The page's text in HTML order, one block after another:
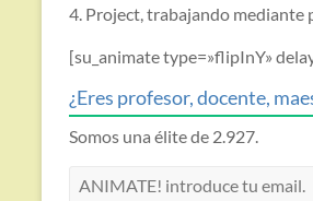
4. Project, trabajando mediante
[su_animate type=»flipInY»
¿Eres profesor, docente,
Somos una élite de 2.927.
ANIMATE!